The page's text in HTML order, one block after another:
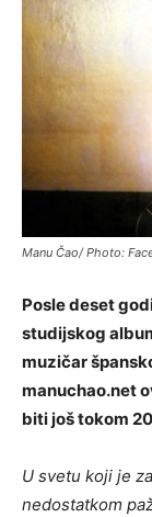
Manu Čao/ Photo:
Posle deset
studijskog
muzičar
manuchao.net
biti još tokom
U svetu koji je
nedostatkom